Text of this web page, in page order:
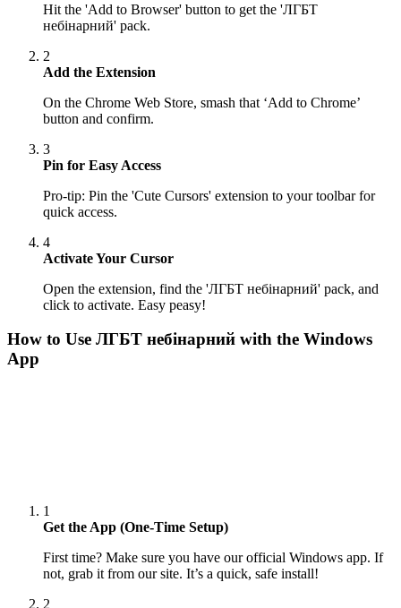
Hit the 'Add to Browser' button to get the 'ЛГБТ
небінарний' pack.
2
Add the Extension
On the Chrome Web Store, smash that ‘Add to Chrome’
button and confirm.
3
Pin for Easy Access
Pro-tip: Pin the 'Cute Cursors' extension to your toolbar for
quick access.
4
Activate Your Cursor
Open the extension, find the 'ЛГБТ небінарний' pack, and
click to activate. Easy peasy!
How to Use ЛГБТ небінарний with the Windows
App
1
Get the App (One-Time Setup)
First time? Make sure you have our official Windows app. If
not, grab it from our site. It’s a quick, safe install!
2